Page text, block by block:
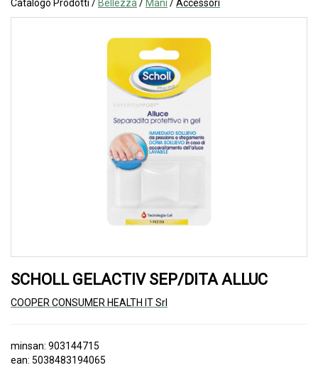
Catalogo Prodotti / Bellezza / Mani /Accessori
SCHOLL GELACTIV SEP/DITA ALLUC
COOPER CONSUMER HEALTH IT Srl
minsan: 903144715
ean: 5038483194065